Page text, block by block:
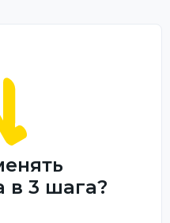
в 3 шага?